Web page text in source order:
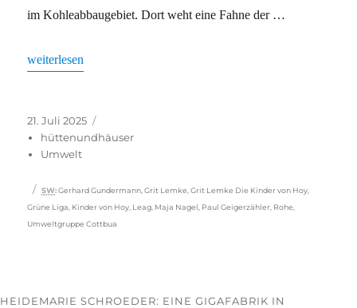
im Kohleabbaugebiet. Dort weht eine Fahne der …
„Lausitz: Singen für die letzte grüne Oase im Tagebau“
weiterlesen
Veröffentlicht
am
21. Juli 2025
hüttenundhäuser
Umwelt
Schlagwörter
SW: Gerhard Gundermann ,Grit Lemke ,Grit Lemke Die Kinder von Hoy
Grüne Liga Kinder von Hoy Leag Maja Nagel Paul Geigerzähler Rohe
Umweltgruppe Cottbua
HEIDEMARIE SCHROEDER: EINE GIGAFABRIK IN